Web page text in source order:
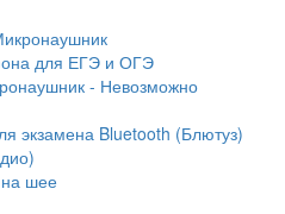
для ЕГЭ и ОГЭ
- Невозможно
экзамена Bluetooth (Блютуз)
шее